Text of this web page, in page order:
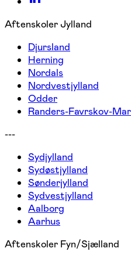
Aftenskoler Jylland
Djursland
Herning
Nordals
Nordvestjylland
Odder
Randers-Favrskov-
---
Sydjylland
Sydøstjylland
Sønderjylland
Sydvestjylland
Aalborg
Aarhus
Aftenskoler Fyn/Sjælland